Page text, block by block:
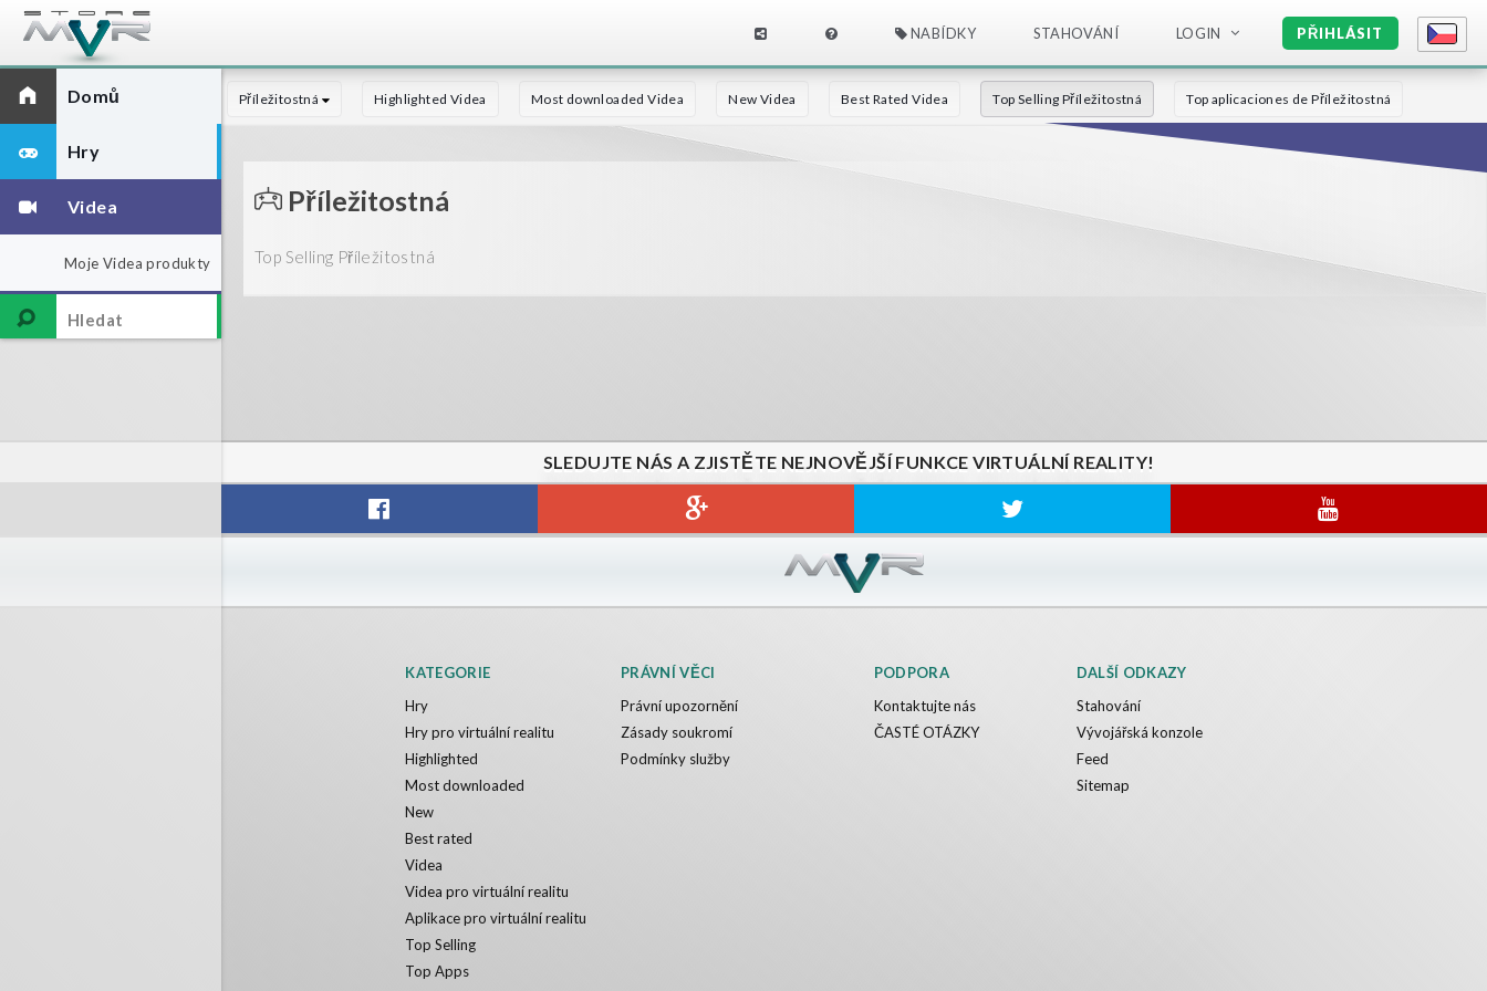
NABÍDKY STAHOVÁNÍ LOGIN PŘIHLÁSIT
Domů
Hry
Videa
Moje Videa produkty
Příležitostná Highlighted Videa Most downloaded Videa New Videa Best Rated Videa Top Selling Příležitostná Top aplicaciones de Příležitostná
Příležitostná
Top Selling Příležitostná
SLEDUJTE NÁS A ZJISTĚTE NEJNOVĚJŠÍ FUNKCE VIRTUÁLNÍ REALITY!
KATEGORIE
Hry
Hry pro virtuální realitu
Highlighted
Most downloaded
New
Best rated
Videa
Videa pro virtuální realitu
Aplikace pro virtuální realitu
Top Selling
Top Apps
PRÁVNÍ VĚCI
Právní upozornění
Zásady soukromí
Podmínky služby
PODPORA
Kontaktujte nás
ČASTÉ OTÁZKY
DALŠÍ ODKAZY
Stahování
Vývojářská konzole
Feed
Sitemap